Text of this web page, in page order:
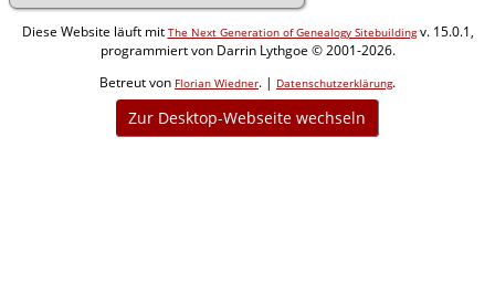
Diese Website läuft mit The Next Generation of Genealogy Sitebuildingv. 15.0.1,
programmiert von Darrin Lythgoe © 2001-2026.
Betreut von Florian Wiedner. | Datenschutzerklärung.
Zur Desktop-Webseite wechseln